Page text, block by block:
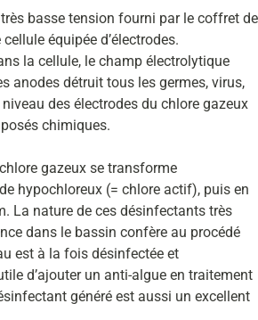
basse tension fourni par le coffret de
équipée d’électrodes.
la cellule, le champ électrolytique
anodes détruit tous les germes, virus,
des électrodes du chlore gazeux
chimiques.
gazeux se transforme
hypochloreux (= chlore actif), puis en
La nature de ces désinfectants très
dans le bassin confère au procédé
est à la fois désinfectée et
d’ajouter un anti-algue en traitement
généré est aussi un excellent